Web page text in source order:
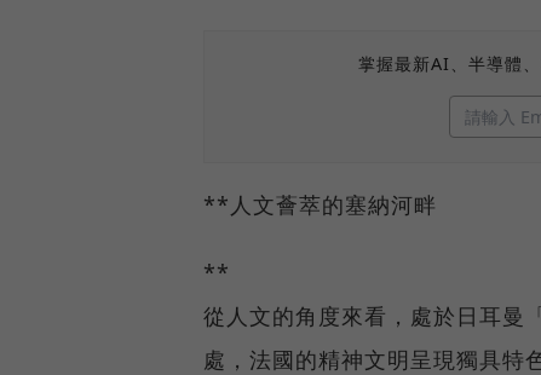
掌握最新AI、半導體
**人文薈萃的塞納河畔
**
從人文的角度來看，處於日耳曼
處，法國的精神文明呈現獨具特